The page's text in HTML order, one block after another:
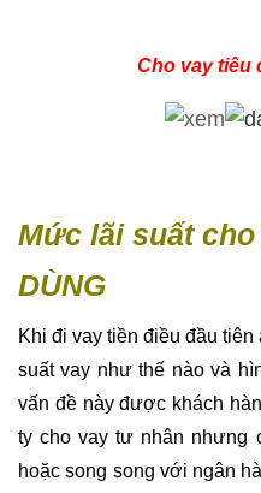
Cho vay tiêu
Mức lãi suất cho
DÙNG
Khi đi vay tiền điều đầu
suất vay như thế nào và
vấn đề này được khách
ty cho vay tư nhân nhưng
hoặc song song với ngân